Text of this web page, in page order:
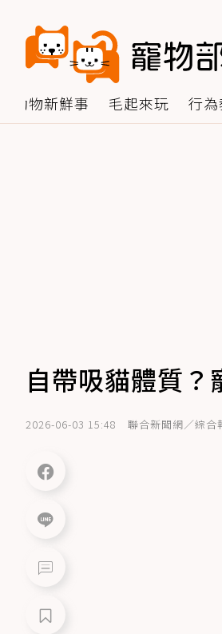
動物新鮮事 毛起來玩 行
自帶吸貓體質？
2026-06-03 15:48 聯合新聞網／綜合